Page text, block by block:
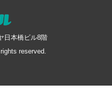
日本橋ビル8階
reserved.